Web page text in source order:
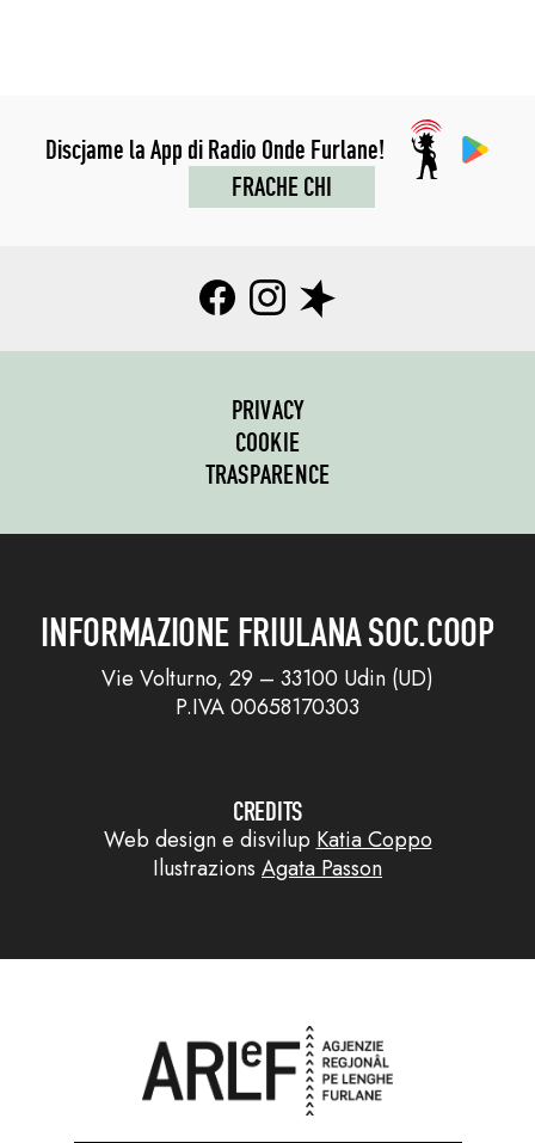
Discjame la App di Radio Onde Furlane!
FRACHE CHI
PRIVACY
COOKIE
TRASPARENCE
INFORMAZIONE FRIULANA SOC.COOP
Vie Volturno, 29 – 33100 Udin (UD)
P.IVA 00658170303
CREDITS
Web design e disvilup Katia Coppo
Ilustrazions Agata Passon